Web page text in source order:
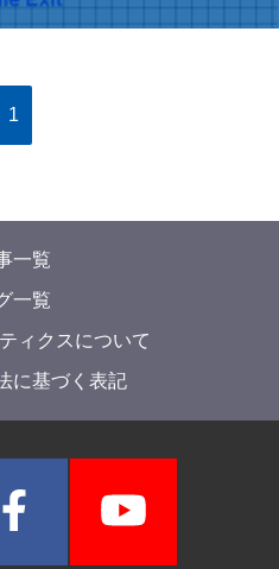
1
一覧
一覧
ィクスについて
に基づく表記